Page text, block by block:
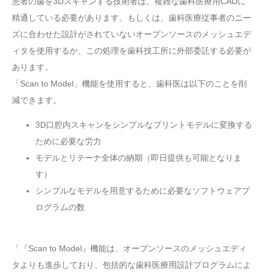
精通している必要があります。もしくは、歯科医療従事者のニー
ズに合わせた設計がされていないオープンソースのメッシュエデ
ィタを使用するか、この処理を歯科技工所に外部委託する必要が
あります。
「Scan to Model」機能を使用すると、歯科医は以下のことを削
減できます。
3D口腔内スキャンをシンプルなプリントモデルに変換する
ために必要な労力
モデルとリテーナ全体の納期（即日提供も可能となりま
す）
シンプルなモデルを用意するために必要なソフトウェアプ
ログラムの数
「『Scan to Model』機能は、オープンソースのメッシュエディ
タよりも進歩しており、包括的な歯科医療用設計プログラムによ